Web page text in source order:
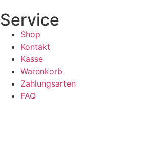
Service
Shop
Kontakt
Kasse
Warenkorb
Zahlungsarten
FAQ